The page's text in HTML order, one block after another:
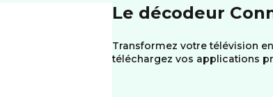
Le décodeur
Transformez votre télévision
téléchargez vos applications